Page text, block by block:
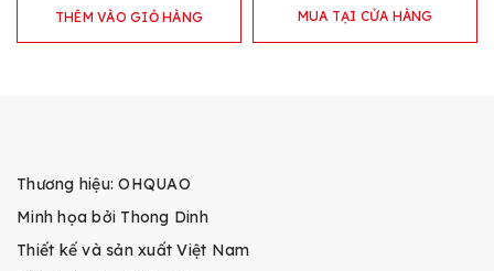
THÊM VÀO GIỎ HÀNG MUA TẠI CỬA HÀNG
Thương hiệu: OHQUAO
Minh họa bởi Thong Dinh
Thiết kế và sản xuất Việt Nam